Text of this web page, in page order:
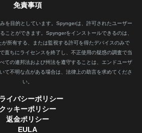
免責事項
を目的としています。Spyngerは、許可されたユーザー
ことができます。Spyngerをインストールできるのは、
所有する、または監視する許可を得たデバイスのみで
直ちにライセンスを終了し、不正使用の疑惑の調査で当
ての連邦法および州法を遵守することは、エンドユーザ
て不明な点がある場合は、法律上の助言を求めてくださ
い。
イバシーポリシー
クッキーポリシー
返金ポリシー
EULA